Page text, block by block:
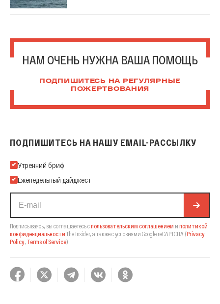
НАМ ОЧЕНЬ НУЖНА ВАША ПОМОЩЬ
ПОДПИШИТЕСЬ НА РЕГУЛЯРНЫЕ
ПОЖЕРТВОВАНИЯ
ПОДПИШИТЕСЬ НА НАШУ EMAIL-РАССЫЛКУ
Подпишитесь на нашу Email-рассылку
Утренний бриф
Еженедельный дайджест
Подписываясь, вы соглашаетесь спользовательским соглашением и политикой
конфиденциальности The Insider, а также с условиями Google reCAPTCHA (Privacy
Policy Terms of Service).